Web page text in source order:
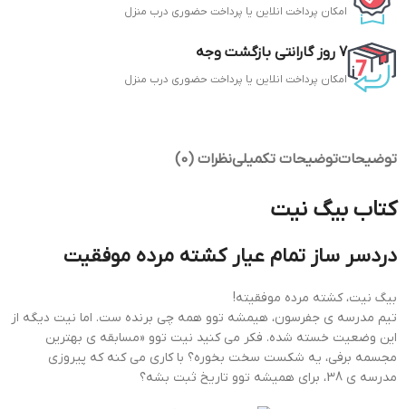
امکان پرداخت انلاین یا پرداخت حضوری درب منزل
7 روز گارانتی بازگشت وجه
امکان پرداخت انلاین یا پرداخت حضوری درب منزل
توضیحاتتوضیحات تکمیلینظرات (0)
کتاب بیگ نیت
دردسر ساز تمام عیار کشته مرده موفقیت
بیگ نیت، کشته مرده موفقیته!
تیم مدرسه ی جفرسون، هیمشه توو همه چی برنده ست. اما نیت دیگه از
این وضعیت خسته شده. فکر می کنید نیت توو «مسابقه ی بهترین
مجسمه برفی، یه شکست سخت بخوره؟ با کاری می کنه که پیروزی
مدرسه ی 38، برای همیشه توو تاریخ ثبت بشه؟